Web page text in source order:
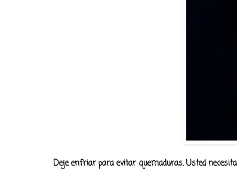
Deje enfriar para evitar quemaduras. Usted